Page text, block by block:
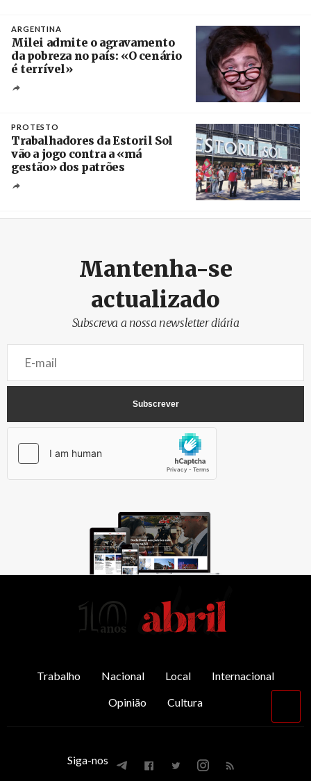
ARGENTINA
Milei admite o agravamento
da pobreza no país: «O cenário
é terrível»
PROTESTO
Trabalhadores da Estoril Sol
vão a jogo contra a «má
gestão» dos patrões
Mantenha-se
actualizado
Subscreva a nossa newsletter diária
Trabalho Nacional Local
Internacional
Opinião
Cultura
Siga-nos